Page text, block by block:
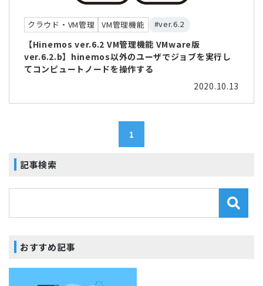
クラウド・VM管理 VM管理機能 #ver.6.2
【Hinemos ver.6.2 VM管理機能 VMware版
ver.6.2.b】hinemos以外のユーザでジョブを実行し
てコンピュートノードを操作する
2020.10.13
1
記事検索
おすすめ記事